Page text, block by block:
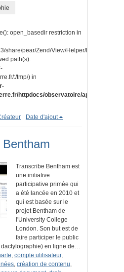
open_basedir restriction in
share/pear/Zend/View/Helper/Navigation/
path(s):
:/tmp/) in
httpdocs/observatoire/application/
Date d'ajout
Transcribe Bentham est
une initiative
participative primée qui
a été lancée en 2010 et
qui est basée sur le
projet Bentham de
l'University College
London. Son but est de
faire participer le public
dactylographie) en ligne de…
, compte utilisateur,
, création de contenu,